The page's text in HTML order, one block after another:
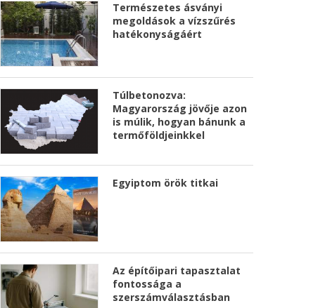
Természetes ásványi
megoldások a vízszűrés
hatékonyságáért
Túlbetonozva:
Magyarország jövője azon
is múlik, hogyan bánunk a
termőföldjeinkkel
Egyiptom örök titkai
Az építőipari tapasztalat
fontossága a
szerszámválasztásban